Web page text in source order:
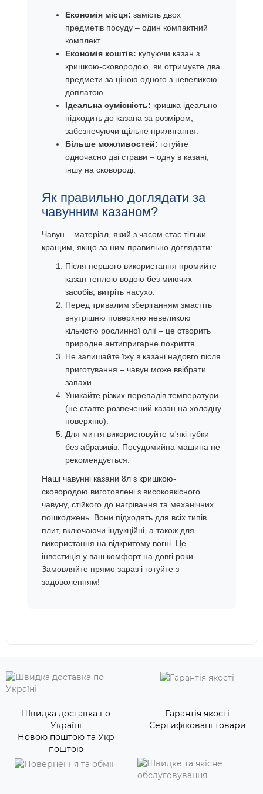
Економія місця: замість двох
предметів посуду – один компактний
комплект.
Економія коштів: купуючи казан з
кришкою-сковородою, ви отримуєте два
предмети за ціною одного з невеликою
доплатою.
Ідеальна сумісність: кришка ідеально
підходить до казана за розміром,
забезпечуючи щільне прилягання.
Більше можливостей: готуйте
одночасно дві страви – одну в казані,
іншу на сковороді.
Як правильно доглядати за
чавунним казаном?
Чавун – матеріал, який з часом стає тільки
кращим, якщо за ним правильно доглядати:
Після першого використання промийте
казан теплою водою без миючих
засобів, витріть насухо.
Перед тривалим зберіганням змастіть
внутрішню поверхню невеликою
кількістю рослинної олії – це створить
природне антипригарне покриття.
Не залишайте їжу в казані надовго після
приготування – чавун може ввібрати
запахи.
Уникайте різких перепадів температури
(не ставте розпечений казан на холодну
поверхню).
Для миття використовуйте м'які губки
без абразивів. Посудомийна машина не
рекомендується.
Наші чавунні казани 8л з кришкою-
сковородою виготовлені з високоякісного
чавуну, стійкого до нагрівання та механічних
пошкоджень. Вони підходять для всіх типів
плит, включаючи індукційні, а також для
використання на відкритому вогні. Це
інвестиція у ваш комфорт на довгі роки.
Замовляйте прямо зараз і готуйте з
задоволенням!
Швидка доставка по
Україні
Новою поштою та Укр
поштою
Гарантія якості
Сертифіковані товари